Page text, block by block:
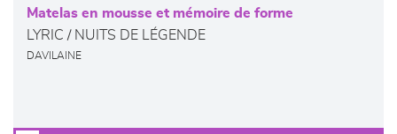
Matelas en mousse et mémoire de forme
LYRIC / NUITS DE LÉGENDE
DAVILAINE